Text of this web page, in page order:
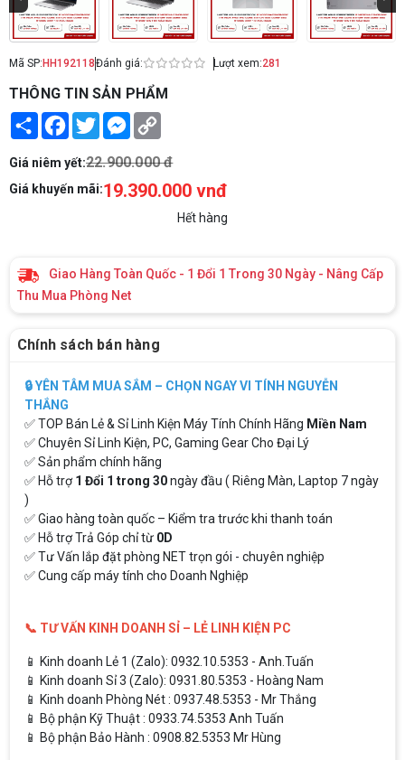
Mã SP: HH192118Đánh giá: Lượt xem:281
THÔNG TIN SẢN PHẨM
Share Facebook
TwitterMessenger
Giá niêm yết:22.900.000 đ
Giá khuyến mãi:19.390.000 vnđ
Hết hàng
Giao Hàng Toàn Quốc - 1 Đổi 1 Trong 30 Ngày - Nâng Cấp
Thu Mua Phòng Net
Chính sách bán hàng
🔒 YÊN TÂM MUA SẮM – CHỌN NGAY VI TÍNH NGUYỄN
THẮNG
✅ TOP Bán Lẻ & Sỉ Linh Kiện Máy Tính Chính Hãng Miền Nam
✅ Chuyên Sỉ Linh Kiện, PC, Gaming Gear Cho Đại Lý
✅ Sản phẩm chính hãng
✅ Hỗ trợ1 Đổi 1 trong 30ngày đầu ( Riêng Màn, Laptop 7 ngày
)
✅ Giao hàng toàn quốc – Kiểm tra trước khi thanh toán
✅ Hỗ trợ Trả Góp chỉ từ 0D
✅ Tư Vấn lắp đặt phòng NET trọn gói - chuyên nghiệp
✅ Cung cấp máy tính cho Doanh Nghiệp
📞 TƯ VẤN KINH DOANH SỈ – LẺ LINH KIỆN PC
📱 Kinh doanh Lẻ 1 (Zalo): 0932.10.5353 - Anh.Tuấn
📱 Kinh doanh Sỉ 3 (Zalo): 0931.80.5353 - Hoàng Nam
📱 Kinh doanh Phòng Nét : 0937.48.5353 - Mr Thắng
📱 Bộ phận Kỹ Thuật : 0933.74.5353 Anh Tuấn
📱 Bộ phận Bảo Hành : 0908.82.5353 Mr Hùng